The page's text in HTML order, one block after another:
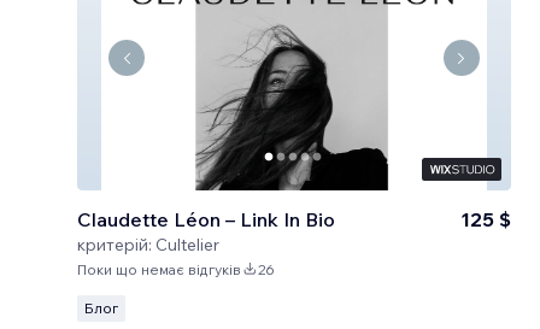
Claudette Léon – Link In Bio
критерій: Cultelier
125 $
Поки що немає відгуків 26
Блог